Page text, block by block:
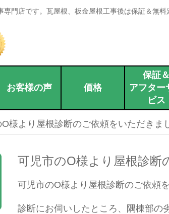
専門店です。瓦屋根、板金屋根工事後は保証＆
お客様の声 価格
保証＆
アフター
ビス
様より屋根診断のご依頼をいただきま
可児市のO様より屋根診断
可児市のO様より屋根診断のご依頼
診断にお伺いしたところ、隅棟部の